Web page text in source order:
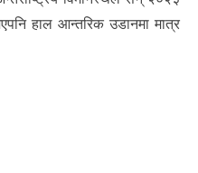
हाल आन्तरिक उडानमा मात्र